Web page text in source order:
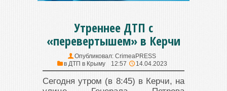
Утреннее ДТП с
«перевертышем» в Керчи
Опубликовал: CrimeaPRESS
в ДТП в Крыму 12:57 14.04.2023
Сегодня утром (в 8:45) в Керчи, на